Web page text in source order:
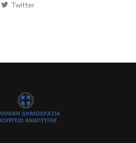
Twitter